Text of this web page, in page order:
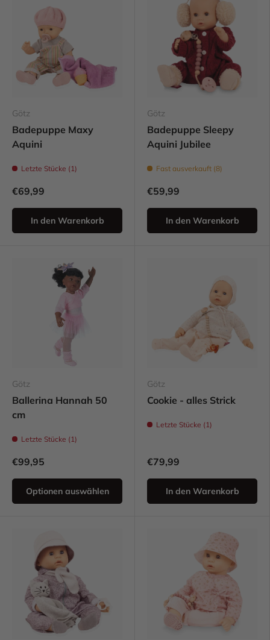
Götz
Badepuppe Maxy
Aquini
Letzte Stücke (1)
€69,99
In den Warenkorb
Götz
Badepuppe Sleepy
Aquini Jubilee
Fast ausverkauft (8)
€59,99
In den Warenkorb
Götz
Ballerina Hannah 50
cm
Letzte Stücke (1)
€99,95
Optionen auswählen
Götz
Cookie - alles Strick
Letzte Stücke (1)
€79,99
In den Warenkorb